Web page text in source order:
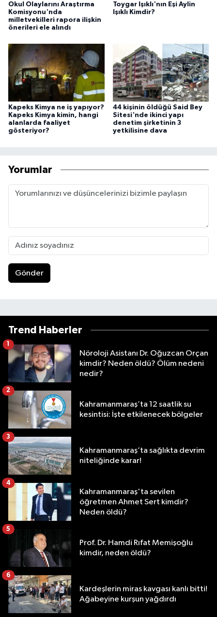
Okul Olaylarını Araştırma
Komisyonu'nda
milletvekilleri rapora ilişkin
önerileri ele alındı
Toygar Işıklı'nın Eşi Aylin
Işıklı Kimdir?
Kapeks Kimya ne iş yapıyor?
Kapeks Kimya kimin, hangi
alanlarda faaliyet
gösteriyor?
44 kişinin öldüğü Said Bey
Sitesi'nde ikinci yapı
denetim şirketinin 3
yetkilisine dava
Yorumlar
Gönder
Trend Haberler
Nöroloji Asistanı Dr. Oğuzcan Orçan
kimdir? Neden öldü? Ölüm nedeni
nedir?
Kahramanmaraş’ta 12 saatlik su
kesintisi: İşte etkilenecek bölgeler
2
Kahramanmaraş’ta sağlıkta devrim
niteliğinde karar!
3
Kahramanmaraş'ta sevilen
öğretmen Ahmet Sert kimdir?
Neden öldü?
4
Prof. Dr. Hamdi Rıfat Memişoğlu
kimdir, neden öldü?
5
Kardeşlerin miras kavgası kanlı bitti!
Ağabeyine kurşun yağdırdı
6